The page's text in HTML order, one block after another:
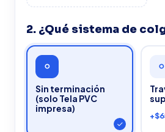
2. ¿Qué sistema de
Sin terminación
(solo Tela PVC
impresa)